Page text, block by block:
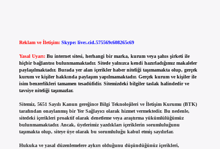
Reklam ve İletişim: Skype: live:.cid.575569c608265c69
Yasal Uyarı: Bu internet sitesi, herhangi bir marka, kurum veya şahıs şirketi ile
hiçbir bağlantısı bulunmamaktadır. Sitede yalnızca kendi hazırladığımız makaleler
paylaşılmaktadır. Burada yer alan içerikler haber niteliği taşımamakta olup, gerçek
kurum ve kişiler hakkında paylaşım yapılmamaktadır. Gerçek kurum ve kişiler ile
isim benzerlikleri tamamen tesadüfidir. Sitemizdeki bilgiler taslak halindedir ve
tavsiye niteliği taşımazlar.
Sitemiz, 5651 Sayılı Kanun gereğince Bilgi Teknolojileri ve İletişim Kurumu (BTK)
tarafından onaylanmış bir Yer Sağlayıcı olarak hizmet vermektedir. Bu nedenle,
sitedeki içerikleri proaktif olarak denetleme veya araştırma yükümlülüğümüz
bulunmamaktadır. Ancak, üyelerimiz yazdıkları içeriklerin sorumluluğunu
taşımakta olup, siteye üye olarak bu sorumluluğu kabul etmiş sayılırlar.
Hukuka ve yasal düzenlemelere aykırı olduğunu düşündüğünüz içerikleri,